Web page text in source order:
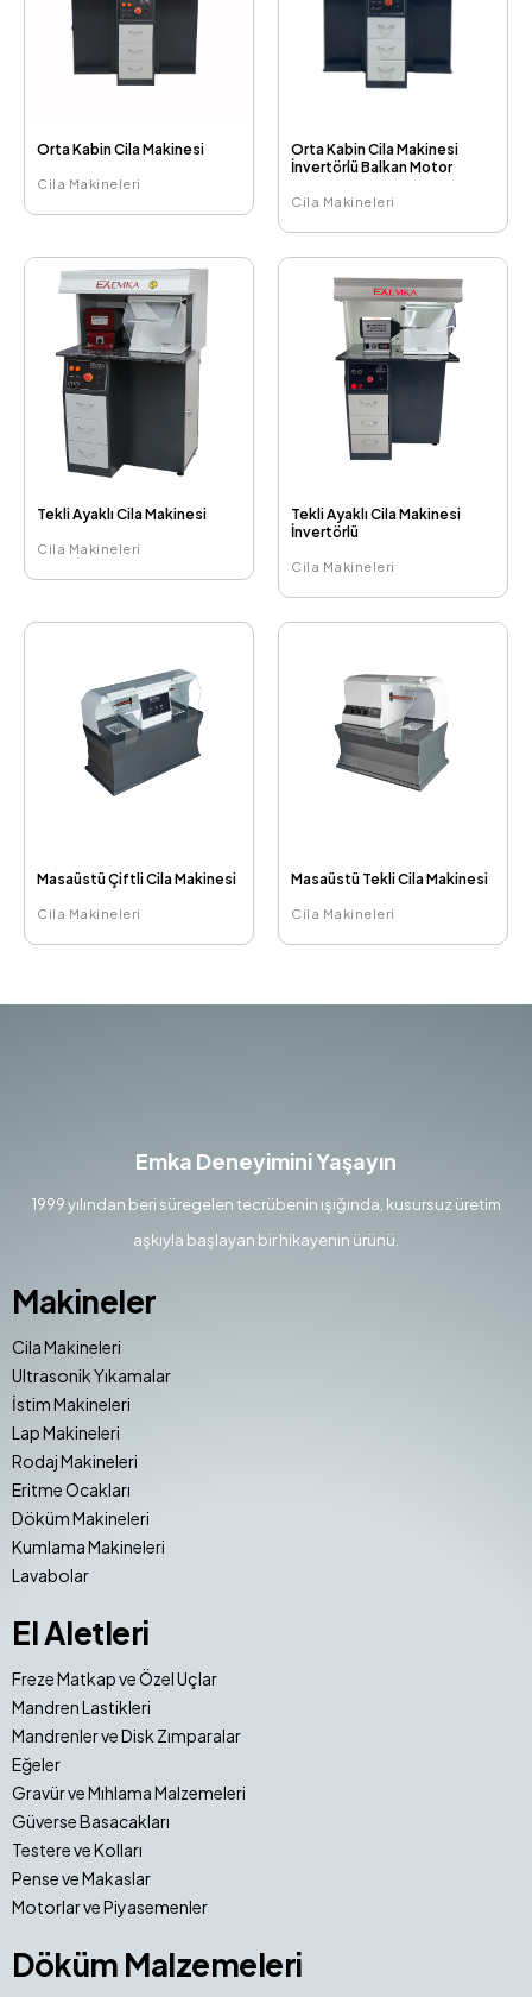
Orta Kabin Cila Makinesi
Cila Makineleri
Orta Kabin Cila Makinesi
İnvertörlü Balkan Motor
Cila Makineleri
Tekli Ayaklı Cila Makinesi
Cila Makineleri
Tekli Ayaklı Cila Makinesi
İnvertörlü
Cila Makineleri
Masaüstü Çiftli Cila Makinesi
Cila Makineleri
Masaüstü Tekli Cila Makinesi
Cila Makineleri
Emka Deneyimini Yaşayın
1999 yılından beri süregelen tecrübenin ışığında, kusursuz üretim
aşkıyla başlayan bir hikayenin ürünü.
Makineler
Cila Makineleri
Ultrasonik Yıkamalar
İstim Makineleri
Lap Makineleri
Rodaj Makineleri
Eritme Ocakları
Döküm Makineleri
Kumlama Makineleri
Lavabolar
El Aletleri
Freze Matkap ve Özel Uçlar
Mandren Lastikleri
Mandrenler ve Disk Zımparalar
Eğeler
Gravür ve Mıhlama Malzemeleri
Güverse Basacakları
Testere ve Kolları
Pense ve Makaslar
Motorlar ve Piyasemenler
Döküm Malzemeleri